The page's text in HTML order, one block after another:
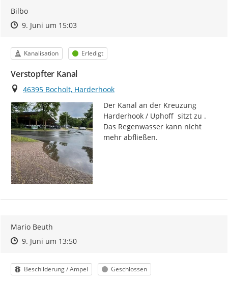
Bilbo
Zeitpunkt des Erstellens
Zeitpunkt des Erstellens
9. Juni um 15:03Zur Äußerung
Kategorie
Kanalisation Status
Erledigt
Verstopfter Kanal
Ort
46395 Bocholt, Harderhook
Der Kanal an der Kreuzung
Harderhook / Uphoff  sitzt zu .
Das Regenwasser kann nicht
mehr abfließen.
Mario Beuth
Zeitpunkt des Erstellens
Zeitpunkt des Erstellens
9. Juni um 13:50Zur Äußerung
Kategorie
Beschilderung / Ampel Status
Geschlossen